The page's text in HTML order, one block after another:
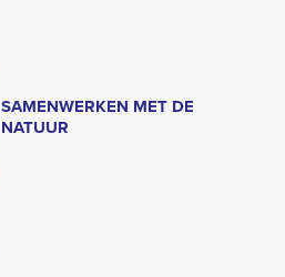
SAMENWERKEN MET DE
NATUUR